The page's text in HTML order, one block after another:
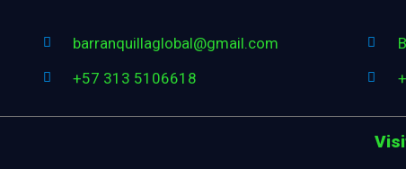
barranquillaglobal@gmail.com
+57 313 5106618